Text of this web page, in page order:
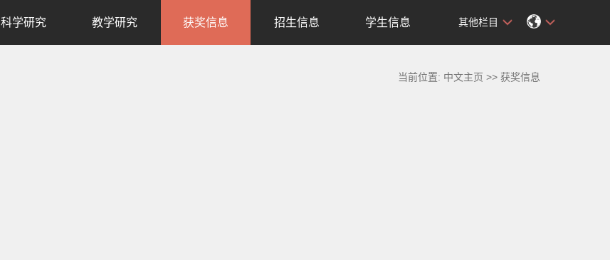
科学研究 教学研究 获奖信息 招生信息 学生信息 其他栏目
当前位置: 中文主页 >> 获奖信息